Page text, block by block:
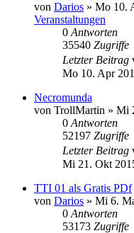
von Darios » Mo 10.
Veranstaltungen
0 Antworten
35540 Zugriffe
Letzter Beitrag
Mo 10. Apr
Necromunda
von TrollMartin » Mi
0 Antworten
52197 Zugriffe
Letzter Beitrag
Mi 21. Okt
TTI 01 als Gratis PDf
von Darios » Mi 6.
0 Antworten
53173 Zugriffe